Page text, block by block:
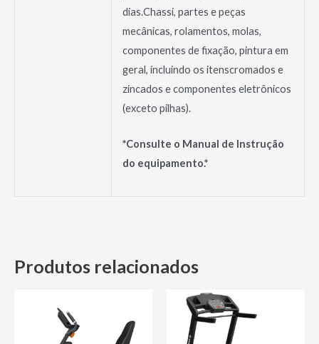
dias.Chassi, partes e peças
mecânicas, rolamentos, molas,
componentes de fixação, pintura em
geral, incluindo os itenscromados e
zincados e componentes eletrônicos
(exceto pilhas).
*Consulte o Manual de Instrução
do equipamento.*
Produtos relacionados